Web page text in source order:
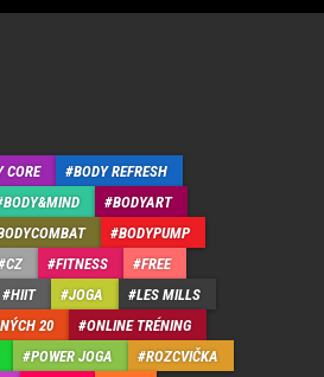
CORE
BODY REFRESH
BODY&MIND
BODYART
BODYPUMP
CZ FITNESS
FREE
HIIT JOGA
LES MILLS
20
ONLINE TRÉNING
POWER JOGA
ROZCVIČKA